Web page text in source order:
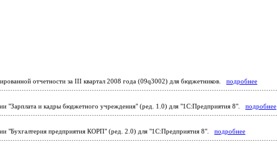
отчетности за III квартал 2008 года (09q3002) для бюджетников. подробнее
"Зарплата и кадры бюджетного учреждения" (ред. 1.0) для "1С:Предприятия 8". подробнее
"Бухгалтерия предприятия КОРП" (ред. 2.0) для "1С:Предприятия 8". подробнее